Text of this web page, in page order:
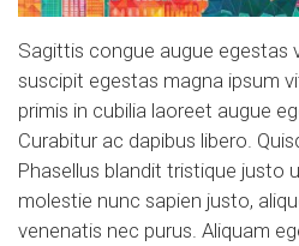
Sagittis congue augue egestas
suscipit egestas magna ipsum
primis in cubilia laoreet augue
Curabitur ac dapibus libero.
Phasellus blandit tristique justo
molestie nunc sapien justo,
venenatis nec purus. Aliquam